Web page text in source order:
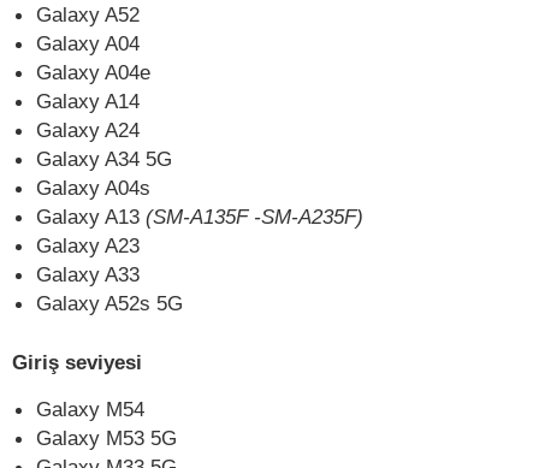
Galaxy A52
Galaxy A04
Galaxy A04e
Galaxy A14
Galaxy A24
Galaxy A34 5G
Galaxy A04s
Galaxy A13 (SM-A135F -SM-A235F)
Galaxy A23
Galaxy A33
Galaxy A52s 5G
Giriş seviyesi
Galaxy M54
Galaxy M53 5G